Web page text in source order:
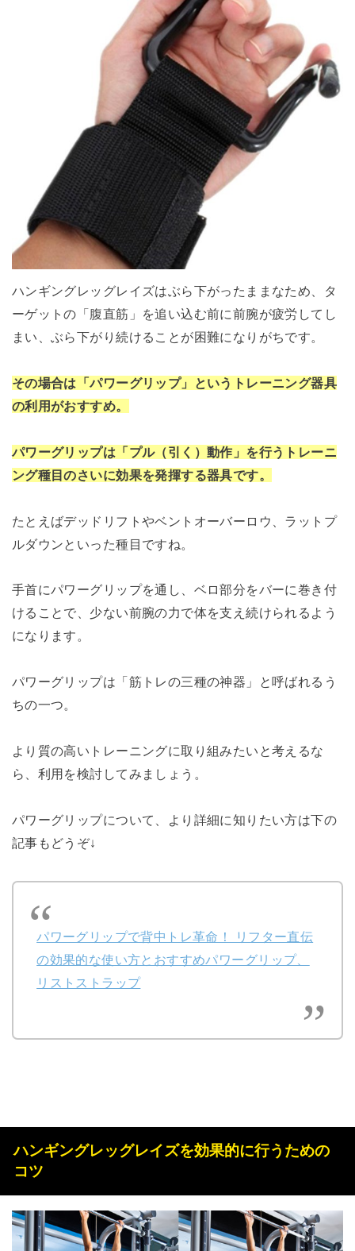
ハンギングレッグレイズはぶら下がったままなため、タ
ーゲットの「腹直筋」を追い込む前に前腕が疲労してし
まい、ぶら下がり続けることが困難になりがちです。
その場合は「パワーグリップ」というトレーニング器具
の利用がおすすめ。
パワーグリップは「プル（引く）動作」を行うトレーニ
ング種目のさいに効果を発揮する器具です。
たとえばデッドリフトやベントオーバーロウ、ラットプ
ルダウンといった種目ですね。
手首にパワーグリップを通し、ベロ部分をバーに巻き付
けることで、少ない前腕の力で体を支え続けられるよう
になります。
パワーグリップは「筋トレの三種の神器」と呼ばれるう
ちの一つ。
より質の高いトレーニングに取り組みたいと考えるな
ら、利用を検討してみましょう。
パワーグリップについて、より詳細に知りたい方は下の
記事もどうぞ↓
パワーグリップで背中トレ革命！ リフター直伝
の効果的な使い方とおすすめパワーグリップ、
リストストラップ
ハンギングレッグレイズを効果的に行うための
コツ